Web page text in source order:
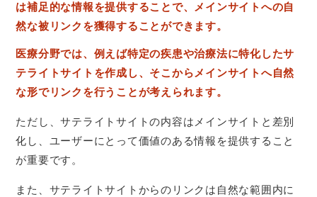
は補足的な情報を提供することで、メインサイトへの自
然な被リンクを獲得することができます。
医療分野では、例えば特定の疾患や治療法に特化したサ
テライトサイトを作成し、そこからメインサイトへ自然
な形でリンクを行うことが考えられます。
ただし、サテライトサイトの内容はメインサイトと差別
化し、ユーザーにとって価値のある情報を提供すること
が重要です。
また、サテライトサイトからのリンクは自然な範囲内に